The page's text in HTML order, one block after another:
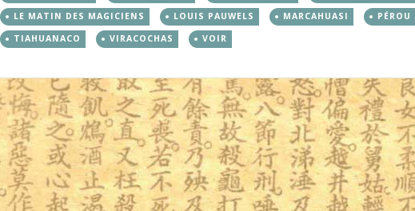
LE MATIN DES MAGICIENS
LOUIS PAUWELS MARCAHUASI PÉROU
TIAHUANACO
VIRACOCHAS VOIR